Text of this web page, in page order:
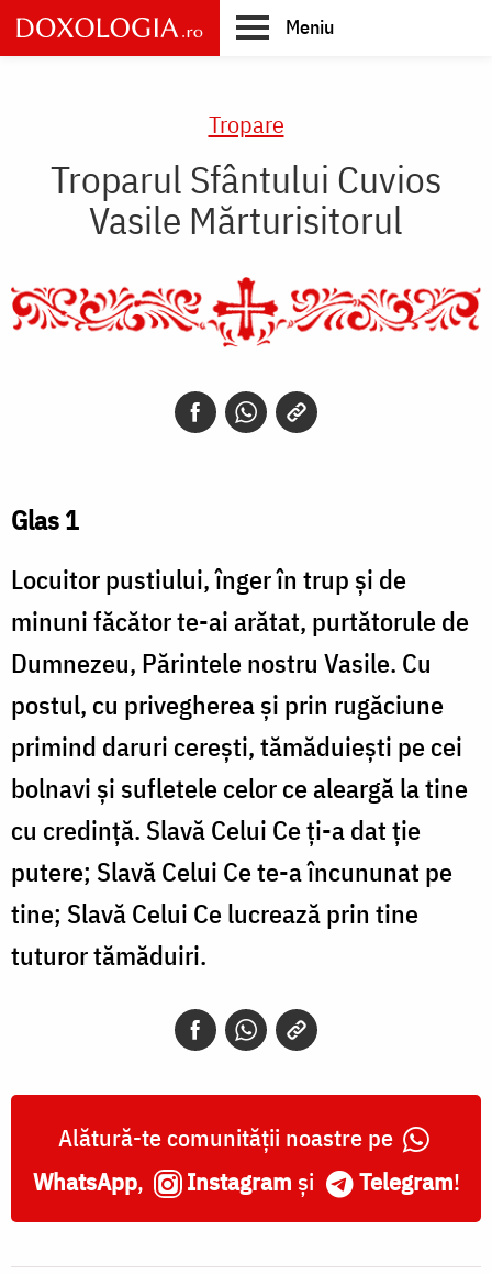
Skip
to
main
Meniu
Tropare
Troparul Sfântului Cuvios
Vasile Mărturisitorul
Glas 1
Locuitor pustiului, înger în trup şi de
minuni făcător te-ai arătat, purtătorule de
Dumnezeu, Părintele nostru Vasile. Cu
postul, cu privegherea şi prin rugăciune
primind daruri cereşti, tămăduieşti pe cei
bolnavi şi sufletele celor ce aleargă la tine
cu credinţă. Slavă Celui Ce ţi-a dat ţie
putere; Slavă Celui Ce te-a încununat pe
tine; Slavă Celui Ce lucrează prin tine
tuturor tămăduiri.
Alătură-te comunității noastre pe
WhatsApp, Instagram și Telegram!